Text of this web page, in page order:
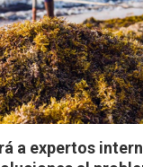
a expertos